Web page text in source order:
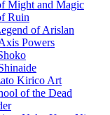
Might and Magic
Ruin
of Arislan
Powers
Kirico Art
of the Dead